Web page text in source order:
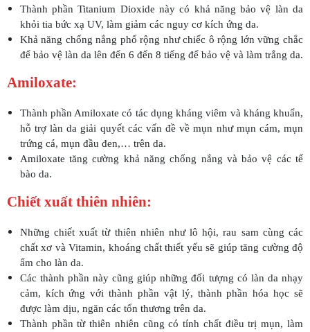
Thành phần Titanium Dioxide này có khả năng bảo vệ làn da
khỏi tia bức xạ UV, làm giảm các nguy cơ kích ứng da.
Khả năng chống nắng phổ rộng như chiếc ô rộng lớn vững chắc
để bảo vệ làn da lên đến 6 đến 8 tiếng để bảo vệ và làm trắng da.
Amiloxate:
Thành phần Amiloxate có tác dụng kháng viêm và kháng khuẩn,
hỗ trợ làn da giải quyết các vấn đề về mụn như mụn cám, mụn
trứng cá, mụn đầu đen,… trên da.
Amiloxate tăng cường khả năng chống nắng và bảo vệ các tế
bào da.
Chiết xuất thiên nhiên:
Những chiết xuất từ thiên nhiên như lô hội, rau sam cùng các
chất xơ và Vitamin, khoáng chất thiết yếu sẽ giúp tăng cường độ
ẩm cho làn da.
Các thành phần này cũng giúp những đối tượng có làn da nhạy
cảm, kích ứng với thành phần vật lý, thành phần hóa học sẽ
được làm dịu, ngăn các tổn thương trên da.
Thành phần từ thiên nhiên cũng có tính chất điều trị mụn, làm